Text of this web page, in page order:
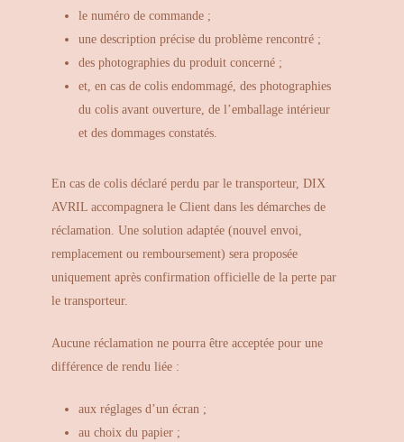
le numéro de commande ;
une description précise du problème rencontré ;
des photographies du produit concerné ;
et, en cas de colis endommagé, des photographies
du colis avant ouverture, de l’emballage intérieur
et des dommages constatés.
En cas de colis déclaré perdu par le transporteur, DIX
AVRIL accompagnera le Client dans les démarches de
réclamation. Une solution adaptée (nouvel envoi,
remplacement ou remboursement) sera proposée
uniquement après confirmation officielle de la perte par
le transporteur.
Aucune réclamation ne pourra être acceptée pour une
différence de rendu liée :
aux réglages d’un écran ;
au choix du papier ;